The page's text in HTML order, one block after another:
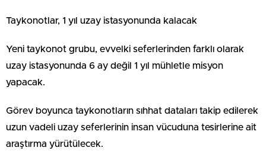
Taykonotlar, 1 yıl uzay istasyonunda kalacak
Yeni taykonot grubu, evvelki seferlerinden farklı olarak
uzay istasyonunda 6 ay değil 1 yıl mühletle misyon
yapacak.
Görev boyunca taykonotların sıhhat dataları takip edilerek
uzun vadeli uzay seferlerinin insan vücuduna tesirlerine ait
araştırma yürütülecek.